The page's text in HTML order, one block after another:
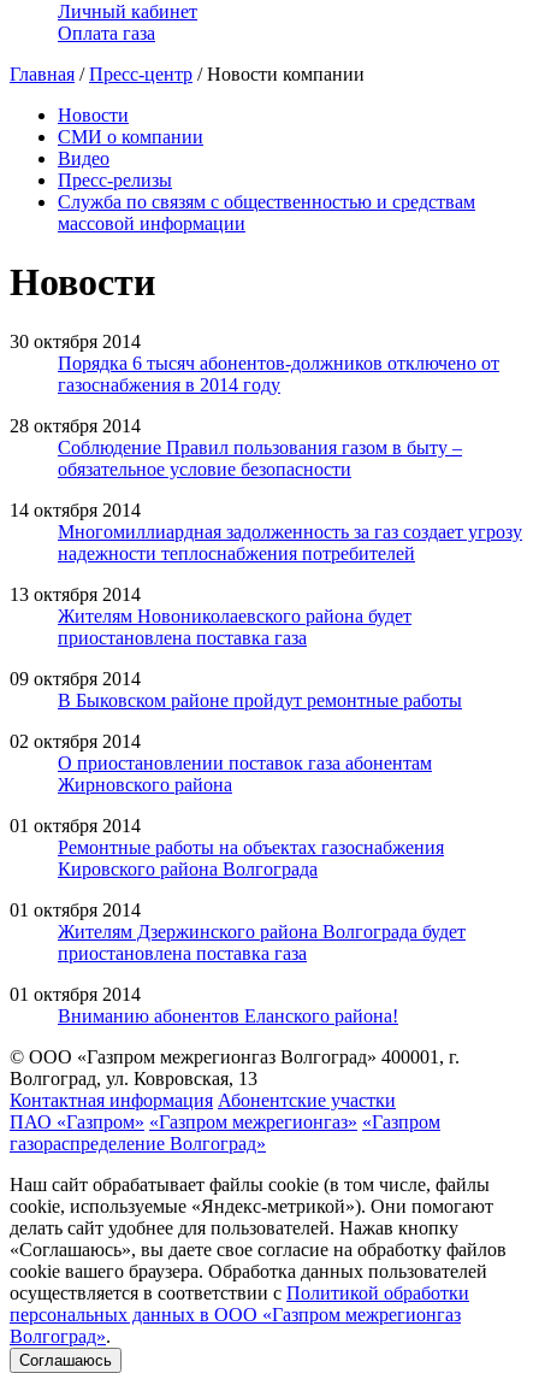
Личный кабинет
Оплата газа
Главная /Пресс-центр / Новости компании
Новости
СМИ о компании
Видео
Пресс-релизы
Служба по связям с общественностью и средствам
массовой информации
Новости
30 октября 2014
Порядка 6 тысяч абонентов-должников отключено от
газоснабжения в 2014 году
28 октября 2014
Соблюдение Правил пользования газом в быту –
обязательное условие безопасности
14 октября 2014
Многомиллиардная задолженность за газ cоздает угрозу
надежности теплоснабжения потребителей
13 октября 2014
Жителям Новониколаевского района будет
приостановлена поставка газа
09 октября 2014
В Быковском районе пройдут ремонтные работы
02 октября 2014
О приостановлении поставок газа абонентам
Жирновского района
01 октября 2014
Ремонтные работы на объектах газоснабжения
Кировского района Волгограда
01 октября 2014
Жителям Дзержинского района Волгограда будет
приостановлена поставка газа
01 октября 2014
Вниманию абонентов Еланского района!
© ООО «Газпром межрегионгаз Волгоград» 400001, г.
Волгоград, ул. Ковровская, 13
Контактная информация Абонентские участки
ПАО «Газпром» «Газпром межрегионгаз» «Газпром
газораспределение Волгоград»
Наш сайт обрабатывает файлы cookie (в том числе, файлы
cookie, используемые «Яндекс-метрикой»). Они помогают
делать сайт удобнее для пользователей. Нажав кнопку
«Соглашаюсь», вы даете свое согласие на обработку файлов
cookie вашего браузера. Обработка данных пользователей
осуществляется в соответствии с Политикой обработки
персональных данных в ООО «Газпром межрегионгаз
Волгоград».
Соглашаюсь